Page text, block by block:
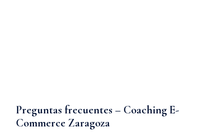
Preguntas frecuentes – Coaching E-
Commerce Zaragoza